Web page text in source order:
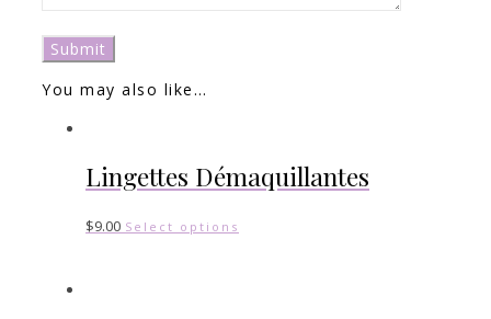
You may also like…
Lingettes Démaquillantes
$9.00 Select options